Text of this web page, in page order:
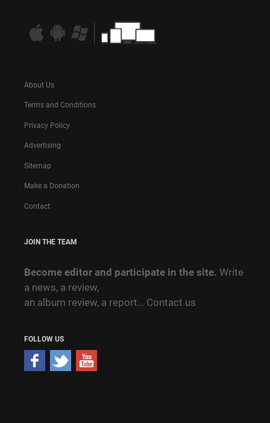
About Us
Terms and Conditions
Privacy Policy
Advertising
Sitemap
Make a Donation
Contact
JOIN THE TEAM
Become editor and participate in the site. Write
a news, a review,
an album review, a report… Contact us
FOLLOW US